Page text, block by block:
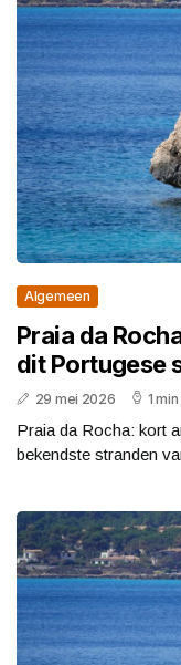
Algemeen
Praia da
dit Portugese
29 mei 2026 1
Praia da Rocha: kort
bekendste stranden